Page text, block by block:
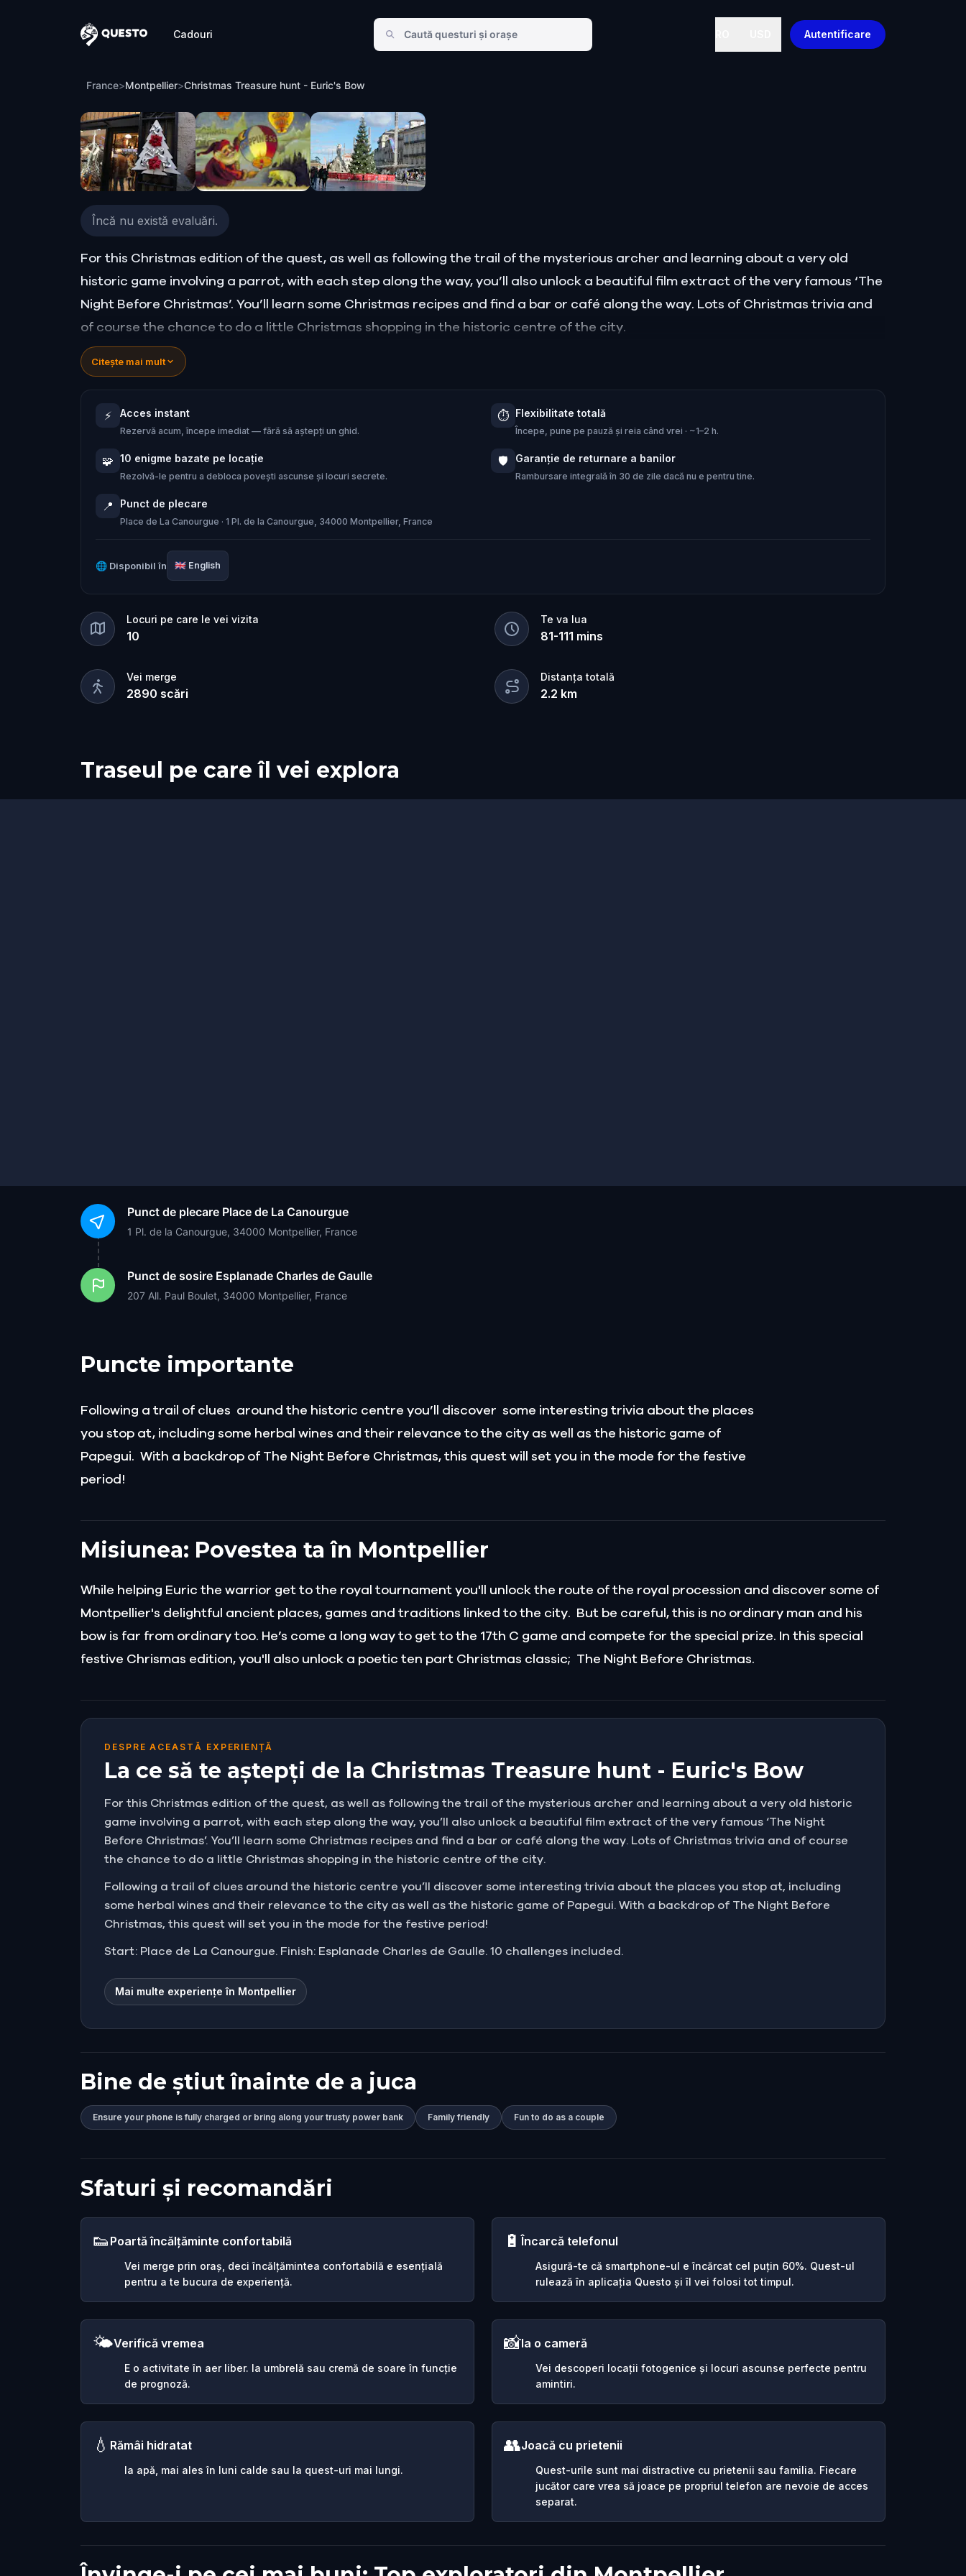
Questo
Cadouri Autentificare
Christmas Treasure hunt - Euric's Bow
France>Montpellier>Christmas Treasure hunt - Euric's Bow
Încă nu există evaluări.
For this Christmas edition of the quest, as well as following the trail of the mysterious archer and learning about a very old
historic game involving a parrot, with each step along the way, you’ll also unlock a beautiful film extract of the very famous ‘The
Night Before Christmas’. You’ll learn some Christmas recipes and find a bar or café along the way. Lots of Christmas trivia and
of course the chance to do a little Christmas shopping in the historic centre of the city.
Citește mai mult
⚡ Acces instant
Rezervă acum, începe imediat — fără să aștepți un ghid.
⏱️ Flexibilitate totală
Începe, pune pe pauză și reia când vrei · ~1–2 h.
🧩 10 enigme bazate pe locație
Rezolvă-le pentru a debloca povești ascunse și locuri secrete.
🛡️ Garanție de returnare a banilor
Rambursare integrală în 30 de zile dacă nu e pentru tine.
📍 Punct de plecare
Place de La Canourgue · 1 Pl. de la Canourgue, 34000 Montpellier, France
🌐 Disponibil în 🇬🇧 English
Locuri pe care le vei vizita
10
Te va lua
81-111 mins
Vei merge
2890 scări
Distanța totală
2.2 km
Traseul pe care îl vei explora
Punct de plecare Place de La Canourgue
1 Pl. de la Canourgue, 34000 Montpellier, France
Punct de sosire Esplanade Charles de Gaulle
207 All. Paul Boulet, 34000 Montpellier, France
Puncte importante
Following a trail of clues around the historic centre you’ll discover some interesting trivia about the places
you stop at, including some herbal wines and their relevance to the city as well as the historic game of
Papegui. With a backdrop of The Night Before Christmas, this quest will set you in the mode for the festive
period!
Misiunea: Povestea ta în Montpellier
While helping Euric the warrior get to the royal tournament you'll unlock the route of the royal procession and discover some of
Montpellier's delightful ancient places, games and traditions linked to the city. But be careful, this is no ordinary man and his
bow is far from ordinary too. He’s come a long way to get to the 17th C game and compete for the special prize. In this special
festive Chrismas edition, you'll also unlock a poetic ten part Christmas classic; The Night Before Christmas.
DESPRE ACEASTĂ EXPERIENȚĂ
La ce să te aștepți de la Christmas Treasure hunt - Euric's Bow
For this Christmas edition of the quest, as well as following the trail of the mysterious archer and learning about a very old historic
game involving a parrot, with each step along the way, you’ll also unlock a beautiful film extract of the very famous ‘The Night
Before Christmas’. You’ll learn some Christmas recipes and find a bar or café along the way. Lots of Christmas trivia and of course
the chance to do a little Christmas shopping in the historic centre of the city.
Following a trail of clues around the historic centre you’ll discover some interesting trivia about the places you stop at, including
some herbal wines and their relevance to the city as well as the historic game of Papegui. With a backdrop of The Night Before
Christmas, this quest will set you in the mode for the festive period!
Start: Place de La Canourgue. Finish: Esplanade Charles de Gaulle. 10 challenges included.
Mai multe experiențe în Montpellier
Bine de știut înainte de a juca
Ensure your phone is fully charged or bring along your trusty power bank Family friendly Fun to do as a couple
Sfaturi și recomandări
👟 Poartă încălțăminte confortabilă
Vei merge prin oraș, deci încălțămintea confortabilă e esențială
pentru a te bucura de experiență.
🔋Încarcă telefonul
Asigură-te că smartphone-ul e încărcat cel puțin 60%. Quest-ul
rulează în aplicația Questo și îl vei folosi tot timpul.
🌤️Verifică vremea
E o activitate în aer liber. Ia umbrelă sau cremă de soare în funcție
de prognoză.
📸Ia o cameră
Vei descoperi locații fotogenice și locuri ascunse perfecte pentru
amintiri.
💧 Rămâi hidratat
Ia apă, mai ales în luni calde sau la quest-uri mai lungi.
👥Joacă cu prietenii
Quest-urile sunt mai distractive cu prietenii sau familia. Fiecare
jucător care vrea să joace pe propriul telefon are nevoie de acces
separat.